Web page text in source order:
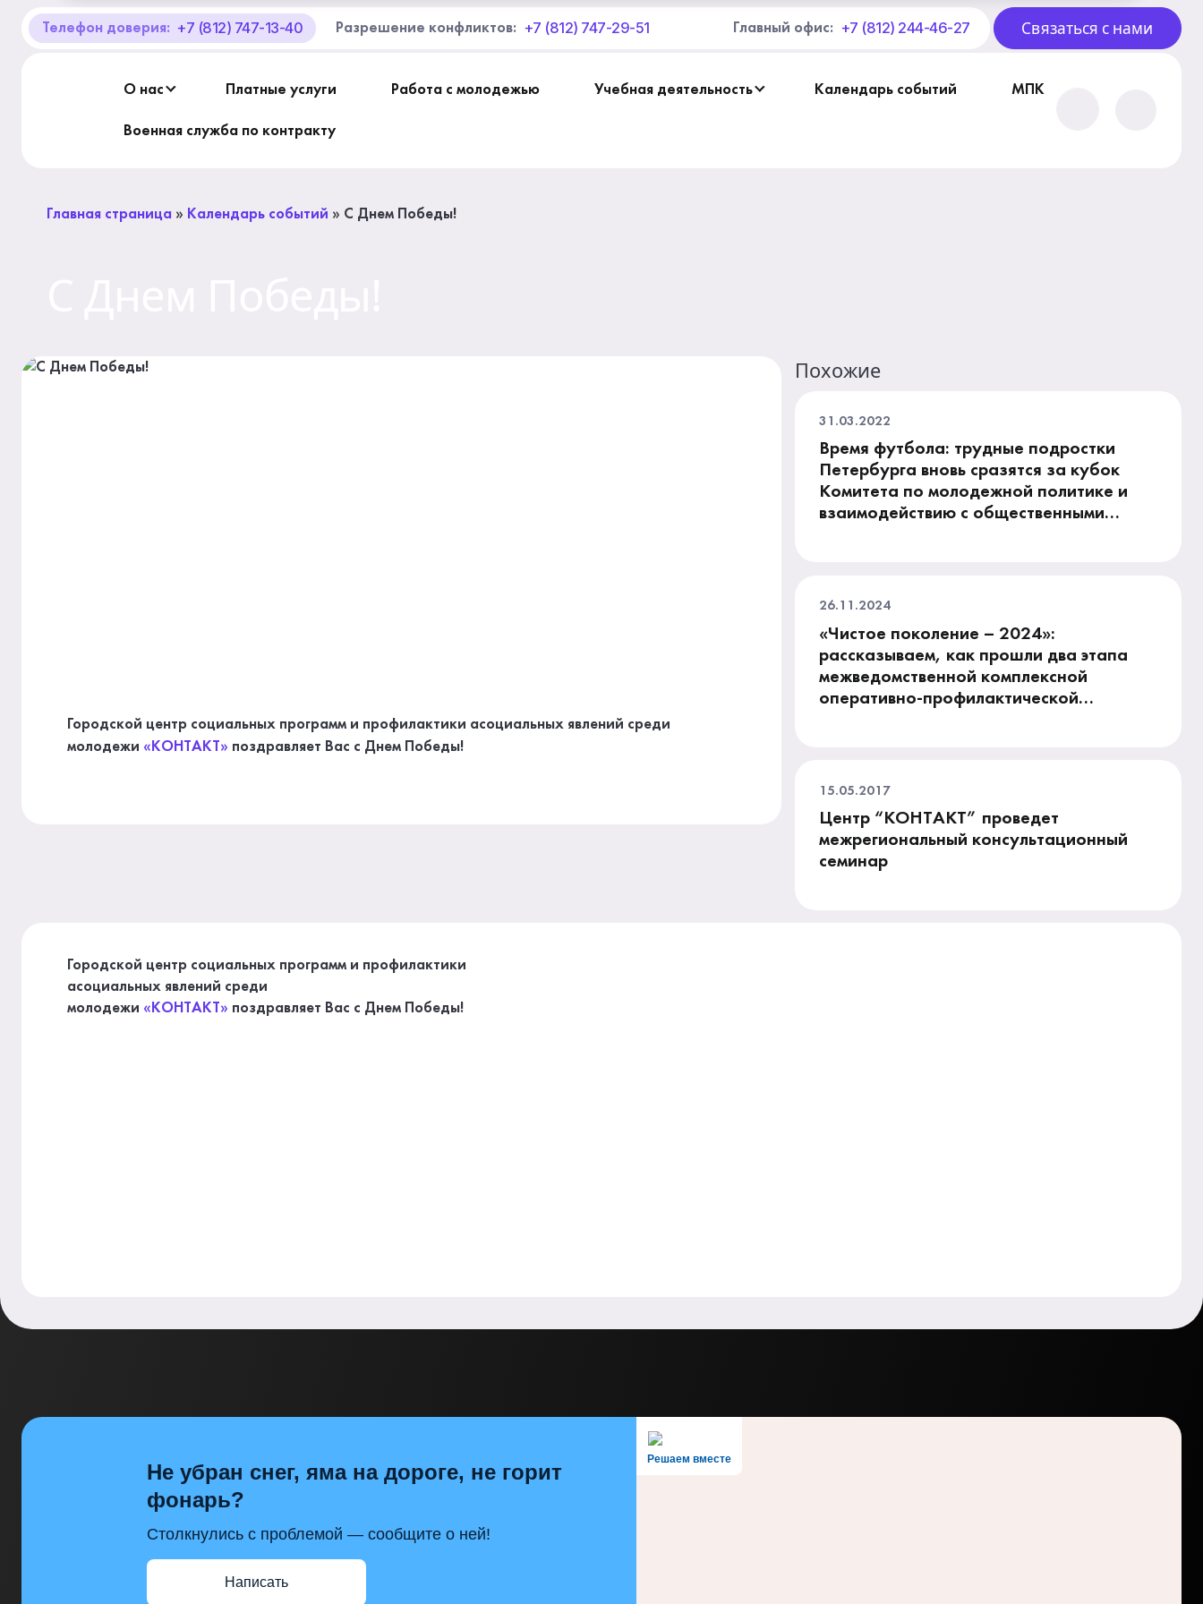
Телефон доверия: +7 (812) 747-13-40 Разрешение конфликтов: +7 (812) 747-29-51 Главный офис: +7 (812) 244-46-27 Связаться с нами
О нас Платные услуги Работа с молодежью Учебная деятельность Календарь событий МПК
Военная служба по контракту
Главная страница » Календарь событий » С Днем Победы!
Городской центр социальных программ и профилактики асоциальных явлений среди
молодежи «КОНТАКТ» поздравляет Вас с Днем Победы!
Похожие
31.03.2022
Время футбола: трудные подростки
Петербурга вновь сразятся за кубок
Комитета по молодежной политике и
взаимодействию с общественными
26.11.2024
«Чистое поколение – 2024»:
рассказываем, как прошли два этапа
межведомственной комплексной
оперативно-профилактической
15.05.2017
Центр “КОНТАКТ” проведет
межрегиональный консультационный
семинар
Городской центр социальных программ и профилактики
асоциальных явлений среди
молодежи «КОНТАКТ» поздравляет Вас с Днем Победы!
Решаем вместе
Не убран снег, яма на дороге, не горит
фонарь?
Столкнулись с проблемой — сообщите о ней!
Написать
О Центре «КОНТАКТ»
Контакты